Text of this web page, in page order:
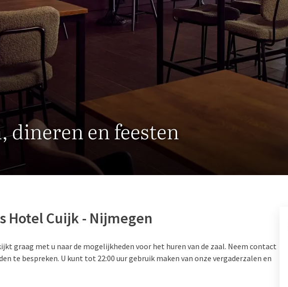
dineren en feesten
Hotel Cuijk - Nijmegen
graag met u naar de mogelijkheden voor het huren van de zaal. Neem contact
te bespreken. U kunt tot 22:00 uur gebruik maken van onze vergaderzalen en